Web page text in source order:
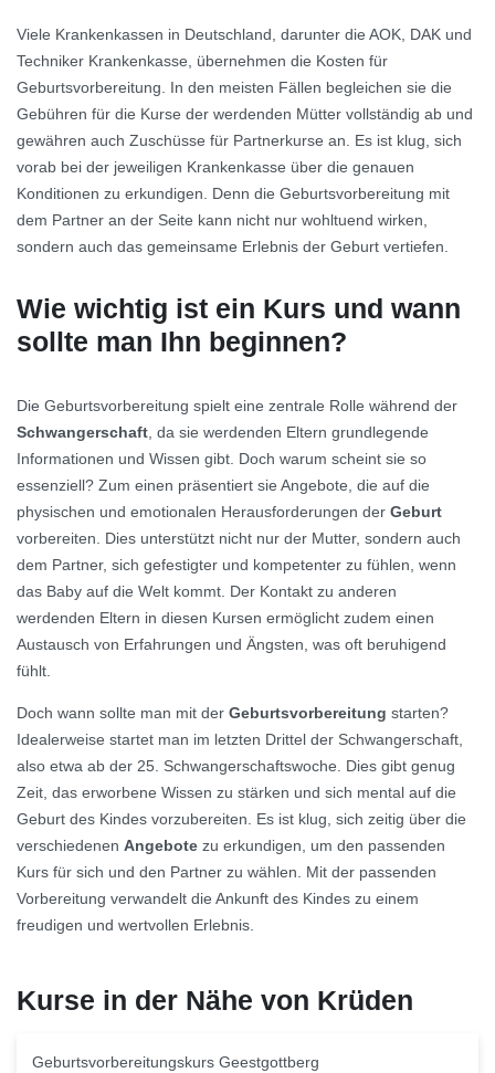
Viele Krankenkassen in Deutschland, darunter die AOK, DAK und
Techniker Krankenkasse, übernehmen die Kosten für
Geburtsvorbereitung. In den meisten Fällen begleichen sie die
Gebühren für die Kurse der werdenden Mütter vollständig ab und
gewähren auch Zuschüsse für Partnerkurse an. Es ist klug, sich
vorab bei der jeweiligen Krankenkasse über die genauen
Konditionen zu erkundigen. Denn die Geburtsvorbereitung mit
dem Partner an der Seite kann nicht nur wohltuend wirken,
sondern auch das gemeinsame Erlebnis der Geburt vertiefen.
Wie wichtig ist ein Kurs und wann
sollte man Ihn beginnen?
Die Geburtsvorbereitung spielt eine zentrale Rolle während der
Schwangerschaft, da sie werdenden Eltern grundlegende
Informationen und Wissen gibt. Doch warum scheint sie so
essenziell? Zum einen präsentiert sie Angebote, die auf die
physischen und emotionalen Herausforderungen der Geburt
vorbereiten. Dies unterstützt nicht nur der Mutter, sondern auch
dem Partner, sich gefestigter und kompetenter zu fühlen, wenn
das Baby auf die Welt kommt. Der Kontakt zu anderen
werdenden Eltern in diesen Kursen ermöglicht zudem einen
Austausch von Erfahrungen und Ängsten, was oft beruhigend
fühlt.
Doch wann sollte man mit der Geburtsvorbereitung starten?
Idealerweise startet man im letzten Drittel der Schwangerschaft,
also etwa ab der 25. Schwangerschaftswoche. Dies gibt genug
Zeit, das erworbene Wissen zu stärken und sich mental auf die
Geburt des Kindes vorzubereiten. Es ist klug, sich zeitig über die
verschiedenen Angebote zu erkundigen, um den passenden
Kurs für sich und den Partner zu wählen. Mit der passenden
Vorbereitung verwandelt die Ankunft des Kindes zu einem
freudigen und wertvollen Erlebnis.
Kurse in der Nähe von Krüden
Geburtsvorbereitungskurs Geestgottberg